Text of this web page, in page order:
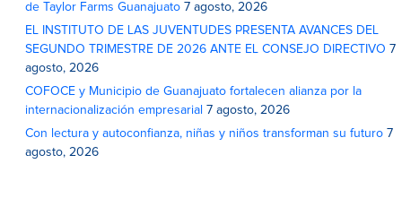
de Taylor Farms Guanajuato 7 agosto, 2026
EL INSTITUTO DE LAS JUVENTUDES PRESENTA AVANCES DEL
SEGUNDO TRIMESTRE DE 2026 ANTE EL CONSEJO DIRECTIVO 7
agosto, 2026
COFOCE y Municipio de Guanajuato fortalecen alianza por la
internacionalización empresarial 7 agosto, 2026
Con lectura y autoconfianza, niñas y niños transforman su futuro 7
agosto, 2026